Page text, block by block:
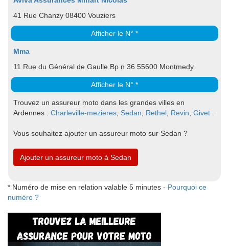
41 Rue Chanzy 08400 Vouziers
Afficher le N° *
Mma
11 Rue du Général de Gaulle Bp n 36 55600 Montmedy
Afficher le N° *
Trouvez un assureur moto dans les grandes villes en
Ardennes : Charleville-mezieres Sedan Rethel Revin Givet
Vous souhaitez ajouter un assureur moto sur Sedan ?
Ajouter un assureur moto à Sedan
* Numéro de mise en relation valable 5 minutes - Pourquoi ce
numéro ?